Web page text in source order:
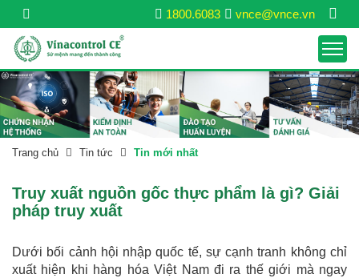
vnce@vnce.vn
1800.6083
Trang chủ Tin tức Tin mới nhất
Truy xuất nguồn gốc thực phẩm là gì? Giải
pháp truy xuất
Dưới bối cảnh hội nhập quốc tế, sự cạnh tranh không chỉ
xuất hiện khi hàng hóa Việt Nam đi ra thế giới mà ngay